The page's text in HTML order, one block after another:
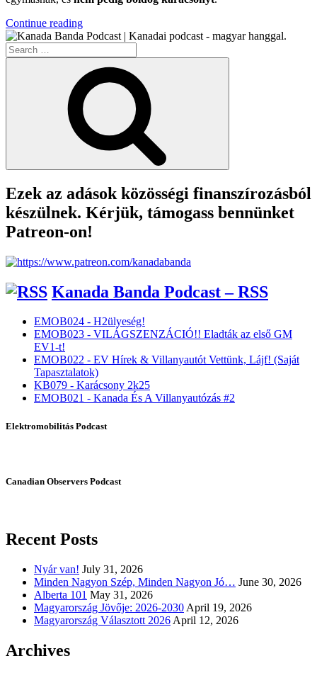
Continue reading“Boldog
Mindent!”
Search
for:
Ezek az adások közösségi finanszírozásból
készülnek. Kérjük, támogass bennünket
Patreon-on!
Kanada Banda Podcast – RSS
EMOB024 - H2ülyeség!
EMOB023 - VILÁGSZENZÁCIÓ!! Eladták az első GM
EV1-t!
EMOB022 - EV Hírek & Villanyautót Vettünk, Lájf! (Saját
Tapasztalatok)
KB079 - Karácsony 2k25
EMOB021 - Kanada És A Villanyautózás #2
Elektromobilitás Podcast
Canadian Observers Podcast
Recent Posts
Nyár van! July 31, 2026
Minden Nagyon Szép, Minden Nagyon Jó… June 30, 2026
Alberta 101 May 31, 2026
Magyarország Jövője: 2026-2030 April 19, 2026
Magyarország Választott 2026 April 12, 2026
Archives